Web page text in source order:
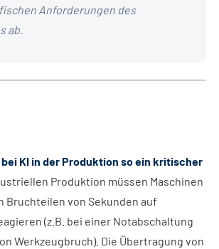
Anforderungen des
ab.
KI in der Produktion so ein kritischer
Produktion müssen Maschinen
Bruchteilen von Sekunden auf
(z.B. bei einer Notabschaltung
Werkzeugbruch). Die Übertragung von